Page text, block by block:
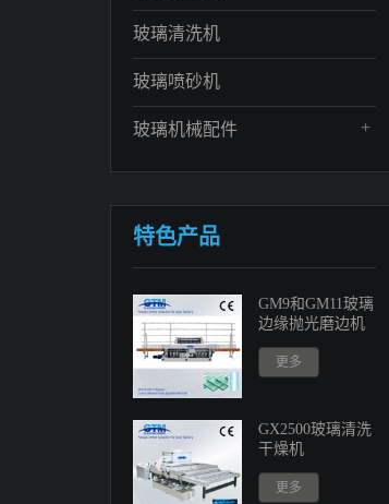
玻璃清洗机
玻璃喷砂机
+
玻璃机械配件
特色产品
GM9和GM11玻璃
边缘抛光磨边机
更多
GX2500玻璃清洗
干燥机
更多